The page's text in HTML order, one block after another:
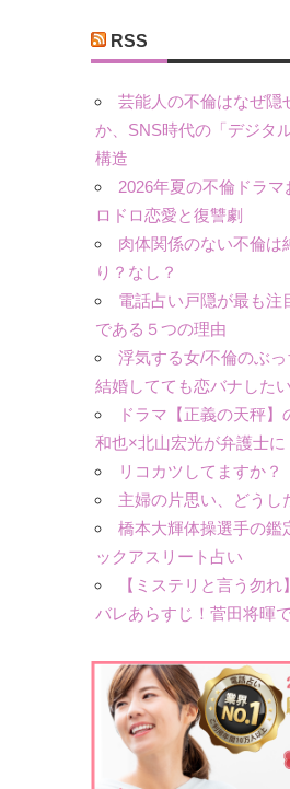
ー RSS
芸能人の不倫はなぜ隠
か、SNS時代の「デジタ
構造
2026年夏の不倫ドラマ
ロドロ恋愛と復讐劇
肉体関係のない不倫は
り？なし？
電話占い戸隠が最も注
である５つの理由
浮気する女/不倫のぶっ
結婚してても恋バナしたい
ドラマ【正義の天秤】
和也×北山宏光が弁護士に
リコカツしてますか？
主婦の片思い、どうし
橋本大輝体操選手の鑑
ックアスリート占い
【ミステリと言う勿
バレあらすじ！菅田将暉